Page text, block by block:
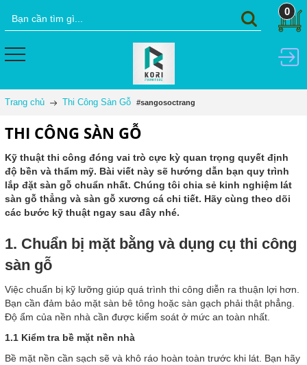
0
Trang chủ Thi Công Sàn Gỗ #sangosoctrang
THI CÔNG SÀN GỖ
Kỹ thuật thi công đóng vai trò cực kỳ quan trọng quyết định
độ bền và thẩm mỹ. Bài viết này sẽ hướng dẫn bạn quy trình
lắp đặt sàn gỗ chuẩn nhất. Chúng tôi chia sẻ kinh nghiệm lát
sàn gỗ thẳng và sàn gỗ xương cá chi tiết. Hãy cùng theo dõi
các bước kỹ thuật ngay sau đây nhé.
1. Chuẩn bị mặt bằng và dụng cụ thi công
sàn gỗ
Việc chuẩn bị kỹ lưỡng giúp quá trình thi công diễn ra thuận lợi hơn.
Bạn cần đảm bảo mặt sàn bê tông hoặc sàn gạch phải thật phẳng.
Độ ẩm của nền nhà cần được kiểm soát ở mức an toàn nhất.
1.1 Kiểm tra bề mặt nền nhà
Bề mặt nền cần sạch sẽ và khô ráo hoàn toàn trước khi lát. Bạn hãy